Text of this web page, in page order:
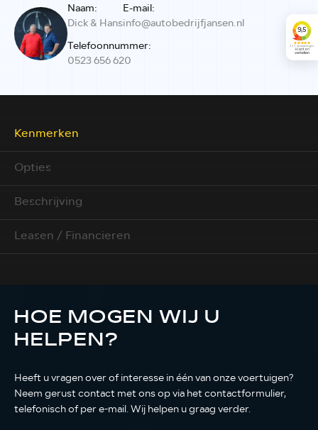
Naam:
Dick & Hans
E-mail:
info@autobedrijfjansen.nl
Telefoonnummer:
0523 656 620
Kenmerken
Opties
Beschrijving
Leasen / Financieren
HOE MOGEN WIJ U
HELPEN?
Heeft u vragen over of interesse in één van onze voertuigen?
Neem gerust contact met ons op via het contactformulier,
telefonisch of per e-mail. Wij helpen u graag verder.